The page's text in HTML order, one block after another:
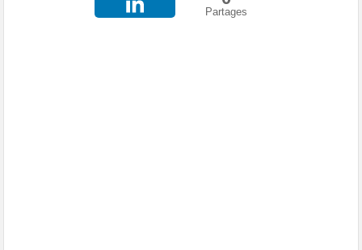
Partages